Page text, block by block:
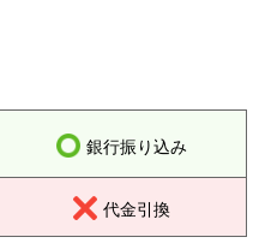
銀行振り込み
代金引換